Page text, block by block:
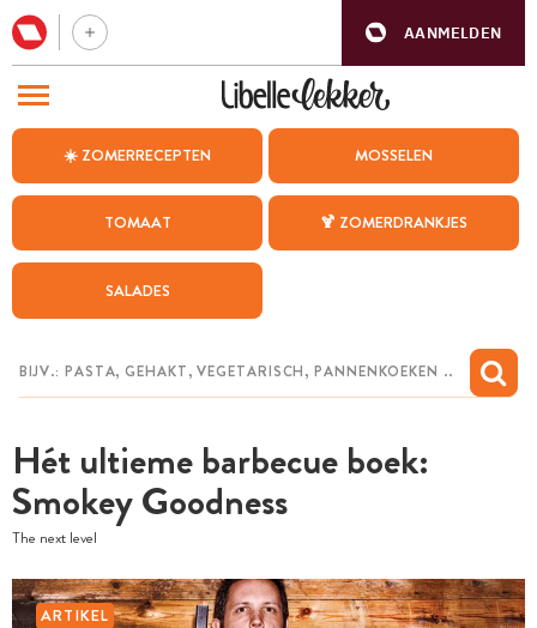
AANMELDEN
☀️ ZOMERRECEPTEN MOSSELEN
TOMAAT 🍹 ZOMERDRANKJES
SALADES
Hét ultieme barbecue boek:
Smokey Goodness
The next level
ARTIKEL
BEZOEK ONZE ANDERE WEBSITES
WEEKMENU
CHAT MET MAIA
MIJN BEWAARDE RECEPTEN